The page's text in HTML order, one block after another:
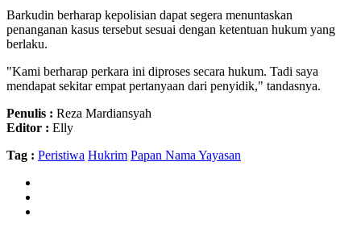
Barkudin berharap kepolisian dapat segera menuntaskan
penanganan kasus tersebut sesuai dengan ketentuan hukum yang
berlaku.
"Kami berharap perkara ini diproses secara hukum. Tadi saya
mendapat sekitar empat pertanyaan dari penyidik," tandasnya.
Penulis : Reza Mardiansyah
Editor : Elly
Tag : Peristiwa Hukrim Papan Nama Yayasan